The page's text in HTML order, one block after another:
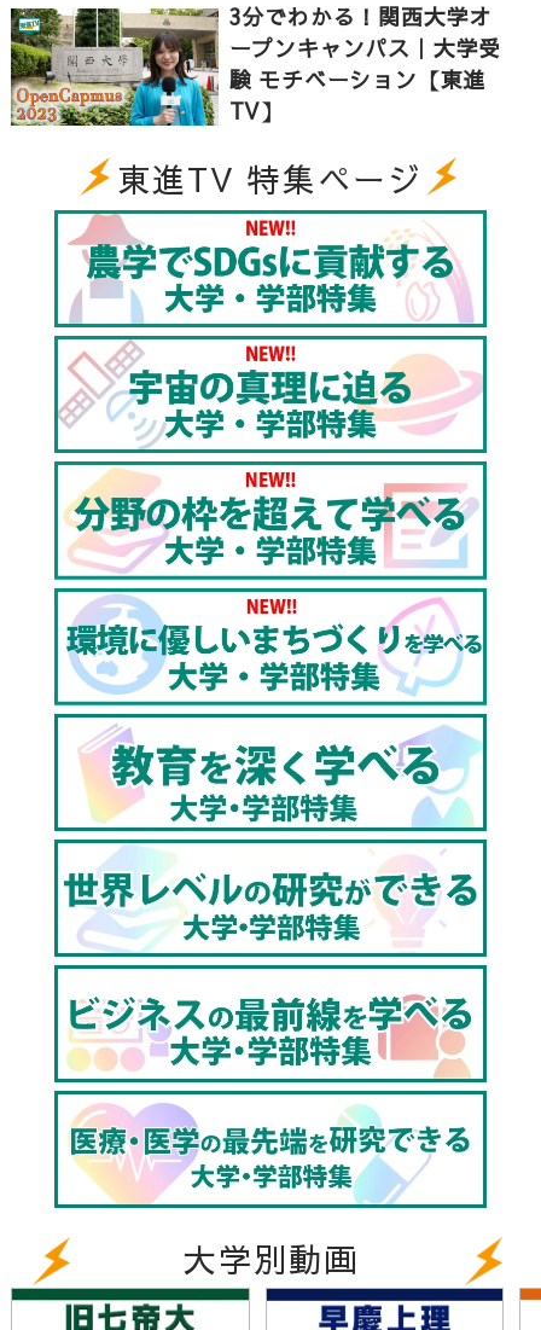
献する研究！｜化学生命工学部化学・物質工学科
https://youtu.be/vxPxuwxjmcg
関西大学環境都市工学部｜関西理系の高校生におすす
め！地震・猛暑・資源問題に挑む！AIと建築で暮らし
やすいまちをデザイン
https://youtu.be/p0APJSWNBVE
関西大学システム理工学部｜“しくみ”を学んで創
る！AI・ロボット・ナノ技術で未来を切り拓く最先端
研究！
https://youtu.be/WOZE9HDHEm4
3分でわかる！関西大学オープンキャンパス｜大学受験
モチベーション【東進TV】
https://youtu.be/IzfgZaEH5ns
関西大学システム理工学部｜＂電気電子情報工学科＂
で目に見えない世界を探求し、技術の可能性を広げ
https://youtu.be/0TvbXhvC2EA
関西大学環境都市工学部｜エネルギー環境・化学工学
科で未来の省エネ・バイオマス技術を学び、地球を守
る！
https://youtu.be/xoAsz84DOxU
未来の仕事に役立つ”関西大学ビジネスデータサイエ
ンス学部”のヒミツを大公開！
https://youtu.be/8BRhkcgMUfU
▼関西大学千里山キャンパスの天気は？（全国の学校
のお天気）
https://www.toshin.com/weather/detail?id=605
▼東進TVのチャンネル登録はこちら
http://www.youtube.com/@toshinTV?
sub_confirmation=1
3分でわかる！関西大学オ
ープンキャンパス｜大学受
験 モチベーション【東進
TV】
東進TV 特集ページ
大学別動画